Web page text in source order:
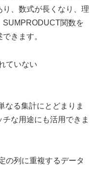
、数式が長くなり、理
SUMPRODUCT関数を
きます。
ていない
なる集計にとどまりま
な用途にも活用できま
の列に重複するデータ